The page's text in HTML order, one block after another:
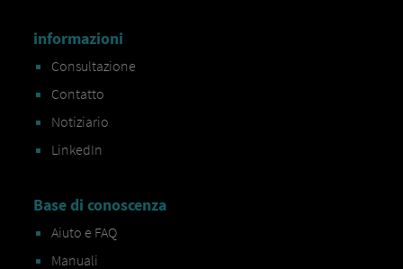
informazioni
Consultazione
Contatto
Notiziario
LinkedIn
Base di conoscenza
Aiuto e FAQ
Manuali